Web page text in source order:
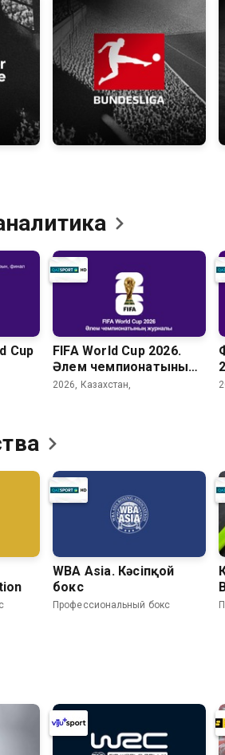
Cup
FIFA World Cup 2026.
Әлем чемпионатының
журналы
2026, Казахстан,
WBA Asia. Кәсіпқой
бокс
Профессиональный бокс